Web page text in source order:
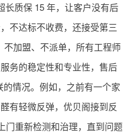
长质保 15 年，让客户没有后
不达标不收费，还接受第三
加盟、不派单，所有工程师
务的稳定性和专业性，售后
情况。例如，之前有一个家
有轻微反弹，优贝阁接到反
门重新检测和治理，直到问题